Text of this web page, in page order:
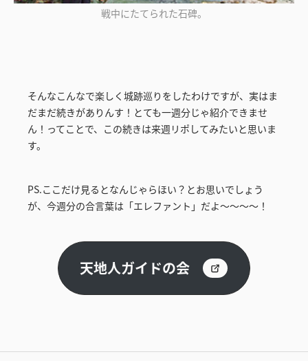
戦中にたてられた石碑。
そんなこんなで楽しく城跡巡りをしたわけですが、実はま
だまだ続きがありんす！とても一週分じゃ紹介できませ
ん！ってことで、この続きは来週リポしてみたいと思いま
す。
PS.ここだけ見るとなんじゃらほい？とお思いでしょう
が、今週分の合言葉は「エレファント」だよ～～～～！
天地人ガイドの会